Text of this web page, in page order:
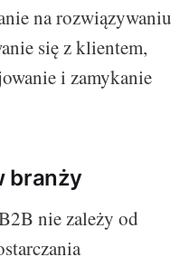
na rozwiązywaniu
się z klientem,
i zamykanie
branży
nie zależy od